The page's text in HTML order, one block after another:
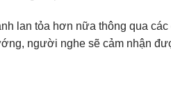
lan tỏa hơn nữa thông qua
người nghe sẽ cảm nhận